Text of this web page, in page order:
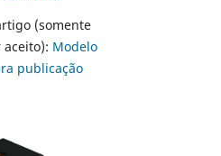
(somente
Modelo
publicação